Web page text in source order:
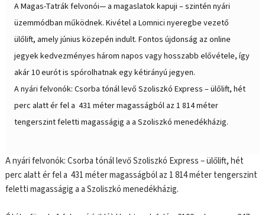
A Magas-Tatrák felvonói— a magaslatok kapuji – szintén nyári
üzemmódban működnek. Kivétel a Lomnici nyeregbe vezető
ülőlift, amely június közepén indult. Fontos újdonság az online
jegyek kedvezményes három napos vagy hosszabb elővétele, így
akár 10 eurót is spórolhatnak egy kétirányú jegyen.
A nyári felvonók: Csorba tónál levő Szoliszkó Express – ülőlift, hét
perc alatt ér fel a 431 méter magasságból az 1 814 méter
tengerszint feletti magasságig a a Szoliszkó menedékházig.
A nyári felvonók: Csorba tónál levő Szoliszkó Express – ülőlift, hét
perc alatt ér fel a 431 méter magasságból az 1 814 méter tengerszint
feletti magasságig a a Szoliszkó menedékházig.